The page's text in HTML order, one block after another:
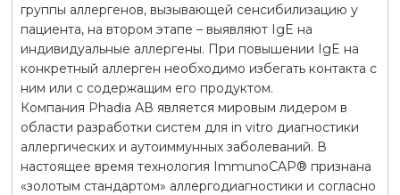
группы аллергенов, вызывающей сенсибилизацию у
пациента, на втором этапе – выявляют IgE на
индивидуальные аллергены. При повышении IgE на
конкретный аллерген необходимо избегать контакта с
ним или с содержащим его продуктом.
Компания Phadia АВ является мировым лидером в
области разработки систем для in vitro диагностики
аллергических и аутоиммунных заболеваний. В
настоящее время технология ImmunoCAP® признана
«золотым стандартом» аллергодиагностики и согласно